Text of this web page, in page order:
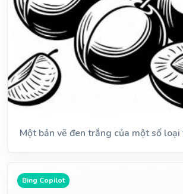
Một bản vẽ đen trắng của một số
Bing Copilot